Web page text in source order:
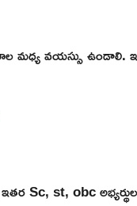
మధ్య వయస్సు ఉండాలి.
Sc, st, obc